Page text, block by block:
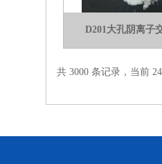
D201大孔阴离子
共 3000 条记录，当前